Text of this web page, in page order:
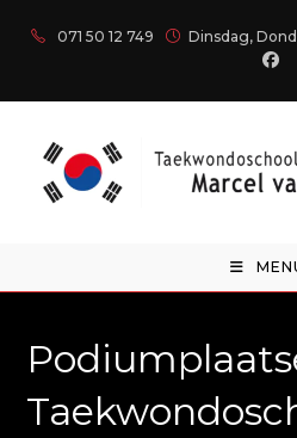
071 50 12 749 Dinsdag,